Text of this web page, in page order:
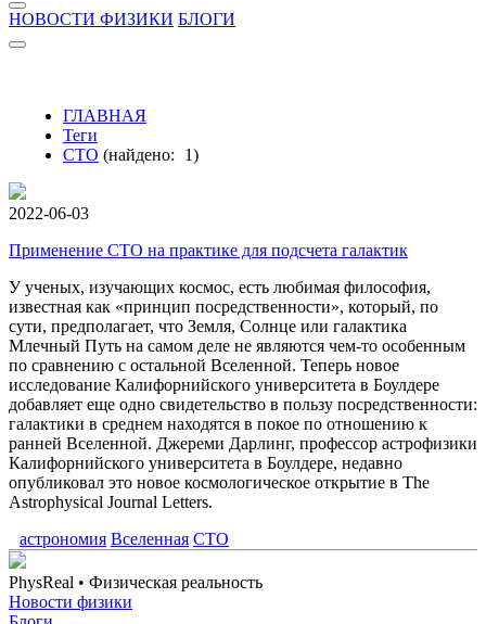
НОВОСТИ ФИЗИКИ БЛОГИ
ГЛАВНАЯ
Теги
СТО (найдено: 1)
2022-06-03
Применение СТО на практике для подсчета галактик
У ученых, изучающих космос, есть любимая философия,
известная как «принцип посредственности», который, по
сути, предполагает, что Земля, Солнце или галактика
Млечный Путь на самом деле не являются чем-то особенным
по сравнению с остальной Вселенной. Теперь новое
исследование Калифорнийского университета в Боулдере
добавляет еще одно свидетельство в пользу посредственности:
галактики в среднем находятся в покое по отношению к
ранней Вселенной. Джереми Дарлинг, профессор астрофизики
Калифорнийского университета в Боулдере, недавно
опубликовал это новое космологическое открытие в The
Astrophysical Journal Letters.
астрономия Вселенная СТО
PhysReal • Физическая реальность
Новости физики